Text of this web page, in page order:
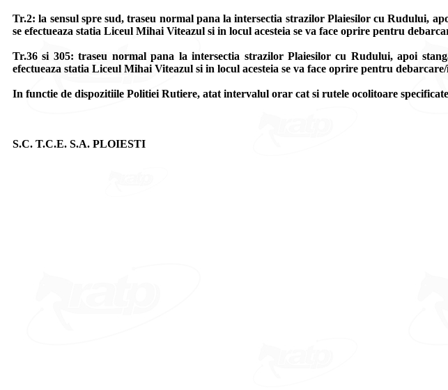
Tr.2: la sensul spre sud, traseu normal pana la intersectia strazilor Plaiesilor cu Rudului,
se efectueaza statia Liceul Mihai Viteazul si in locul acesteia se va face oprire pentru
Tr.36 si 305: traseu normal pana la intersectia strazilor Plaiesilor cu Rudului, apoi
efectueaza statia Liceul Mihai Viteazul si in locul acesteia se va face oprire pentru
In functie de dispozitiile Politiei Rutiere, atat intervalul orar cat si rutele ocolitoare
S.C. T.C.E. S.A. PLOIESTI